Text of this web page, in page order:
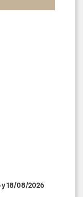
18/08/2026